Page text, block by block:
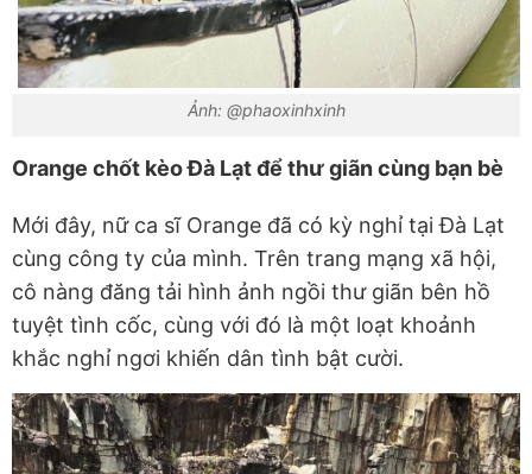
Ảnh: @phaoxinhxinh
Orange chốt kèo Đà Lạt để thư giãn cùng bạn bè
Mới đây, nữ ca sĩ Orange đã có kỳ nghỉ tại Đà Lạt
cùng công ty của mình. Trên trang mạng xã hội,
cô nàng đăng tải hình ảnh ngồi thư giãn bên hồ
tuyệt tình cốc, cùng với đó là một loạt khoảnh
khắc nghỉ ngơi khiến dân tình bật cười.